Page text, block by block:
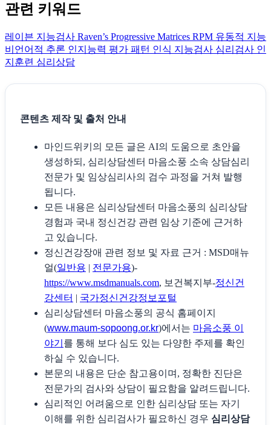
관련 키워드
레이븐 지능검사 Raven’s Progressive Matrices RPM 유동적 지능
비언어적 추론 인지능력 평가 패턴 인식 지능검사 심리검사 인
지훈련 심리상담
콘텐츠 제작 및 출처 안내
마인드위키의 모든 글은 AI의 도움으로 초안을
생성하되, 심리상담센터 마음소풍 소속 상담심리
전문가 및 임상심리사의 검수 과정을 거쳐 발행
됩니다.
모든 내용은 심리상담센터 마음소풍의 심리상담
경험과 국내 정신건강 관련 임상 기준에 근거하
고 있습니다.
정신건강장애 관련 정보 및 자료 근거 : MSD매뉴
얼(일반용 | 전문가용)-
https://www.msdmanuals.com, 보건복지부-정신건
강센터 | 국가정신건강정보포털
심리상담센터 마음소풍의 공식 홈페이지
(www.maum-sopoong.or.kr)에서는 마음소풍 이
야기 를 통해 보다 심도 있는 다양한 주제를 확인
하실 수 있습니다.
본문의 내용은 단순 참고용이며, 정확한 진단은
전문가의 검사와 상담이 필요함을 알려드립니다.
심리적인 어려움으로 인한 심리상담 또는 자기
이해를 위한 심리검사가 필요하신 경우 심리상담